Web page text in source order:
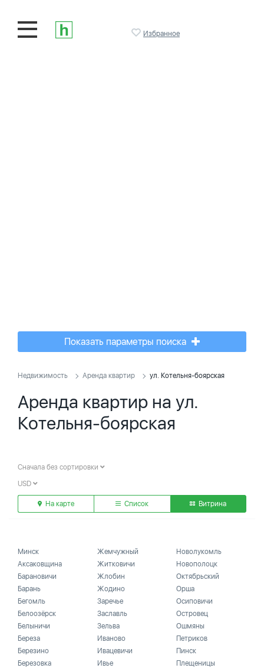
Избранное
Показать параметры поиска
Недвижимость Аренда квартир ул. Котельня-боярская
Аренда квартир на ул.
Котельня-боярская
Сначала без сортировки
USD
На карте Список Витрина
Минск
Аксаковщина
Барановичи
Барань
Бегомль
Белоозёрск
Белыничи
Береза
Березино
Березовка
Жемчужный
Житковичи
Жлобин
Жодино
Заречье
Заславль
Зельва
Иваново
Ивацевичи
Ивье
Новолукомль
Новополоцк
Октябрьский
Орша
Осиповичи
Островец
Ошмяны
Петриков
Пинск
Плещеницы